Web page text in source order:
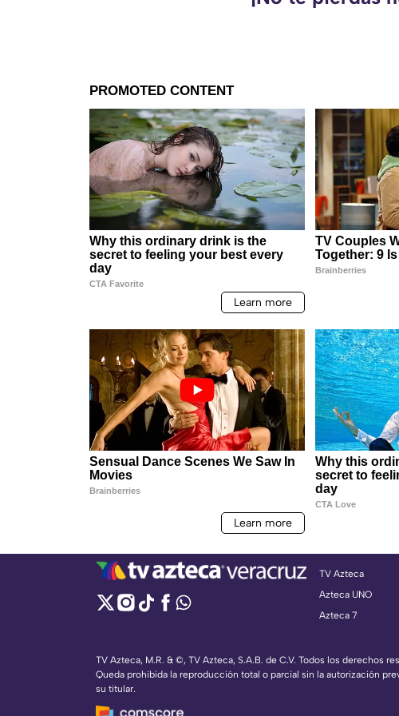
TV Azteca
Azteca UNO
Azteca 7
TV Azteca, M.R. & ©, TV Azteca, S.A.B. de C.V. Todos los derechos
Queda prohibida la reproducción total o parcial sin la autorización
su titular.